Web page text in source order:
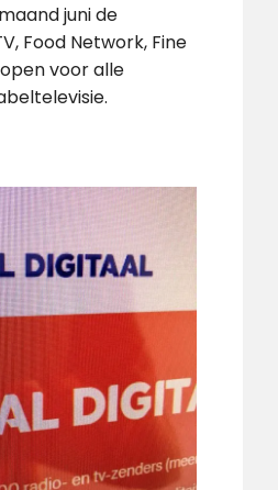
juni de
Food Network, Fine
voor alle